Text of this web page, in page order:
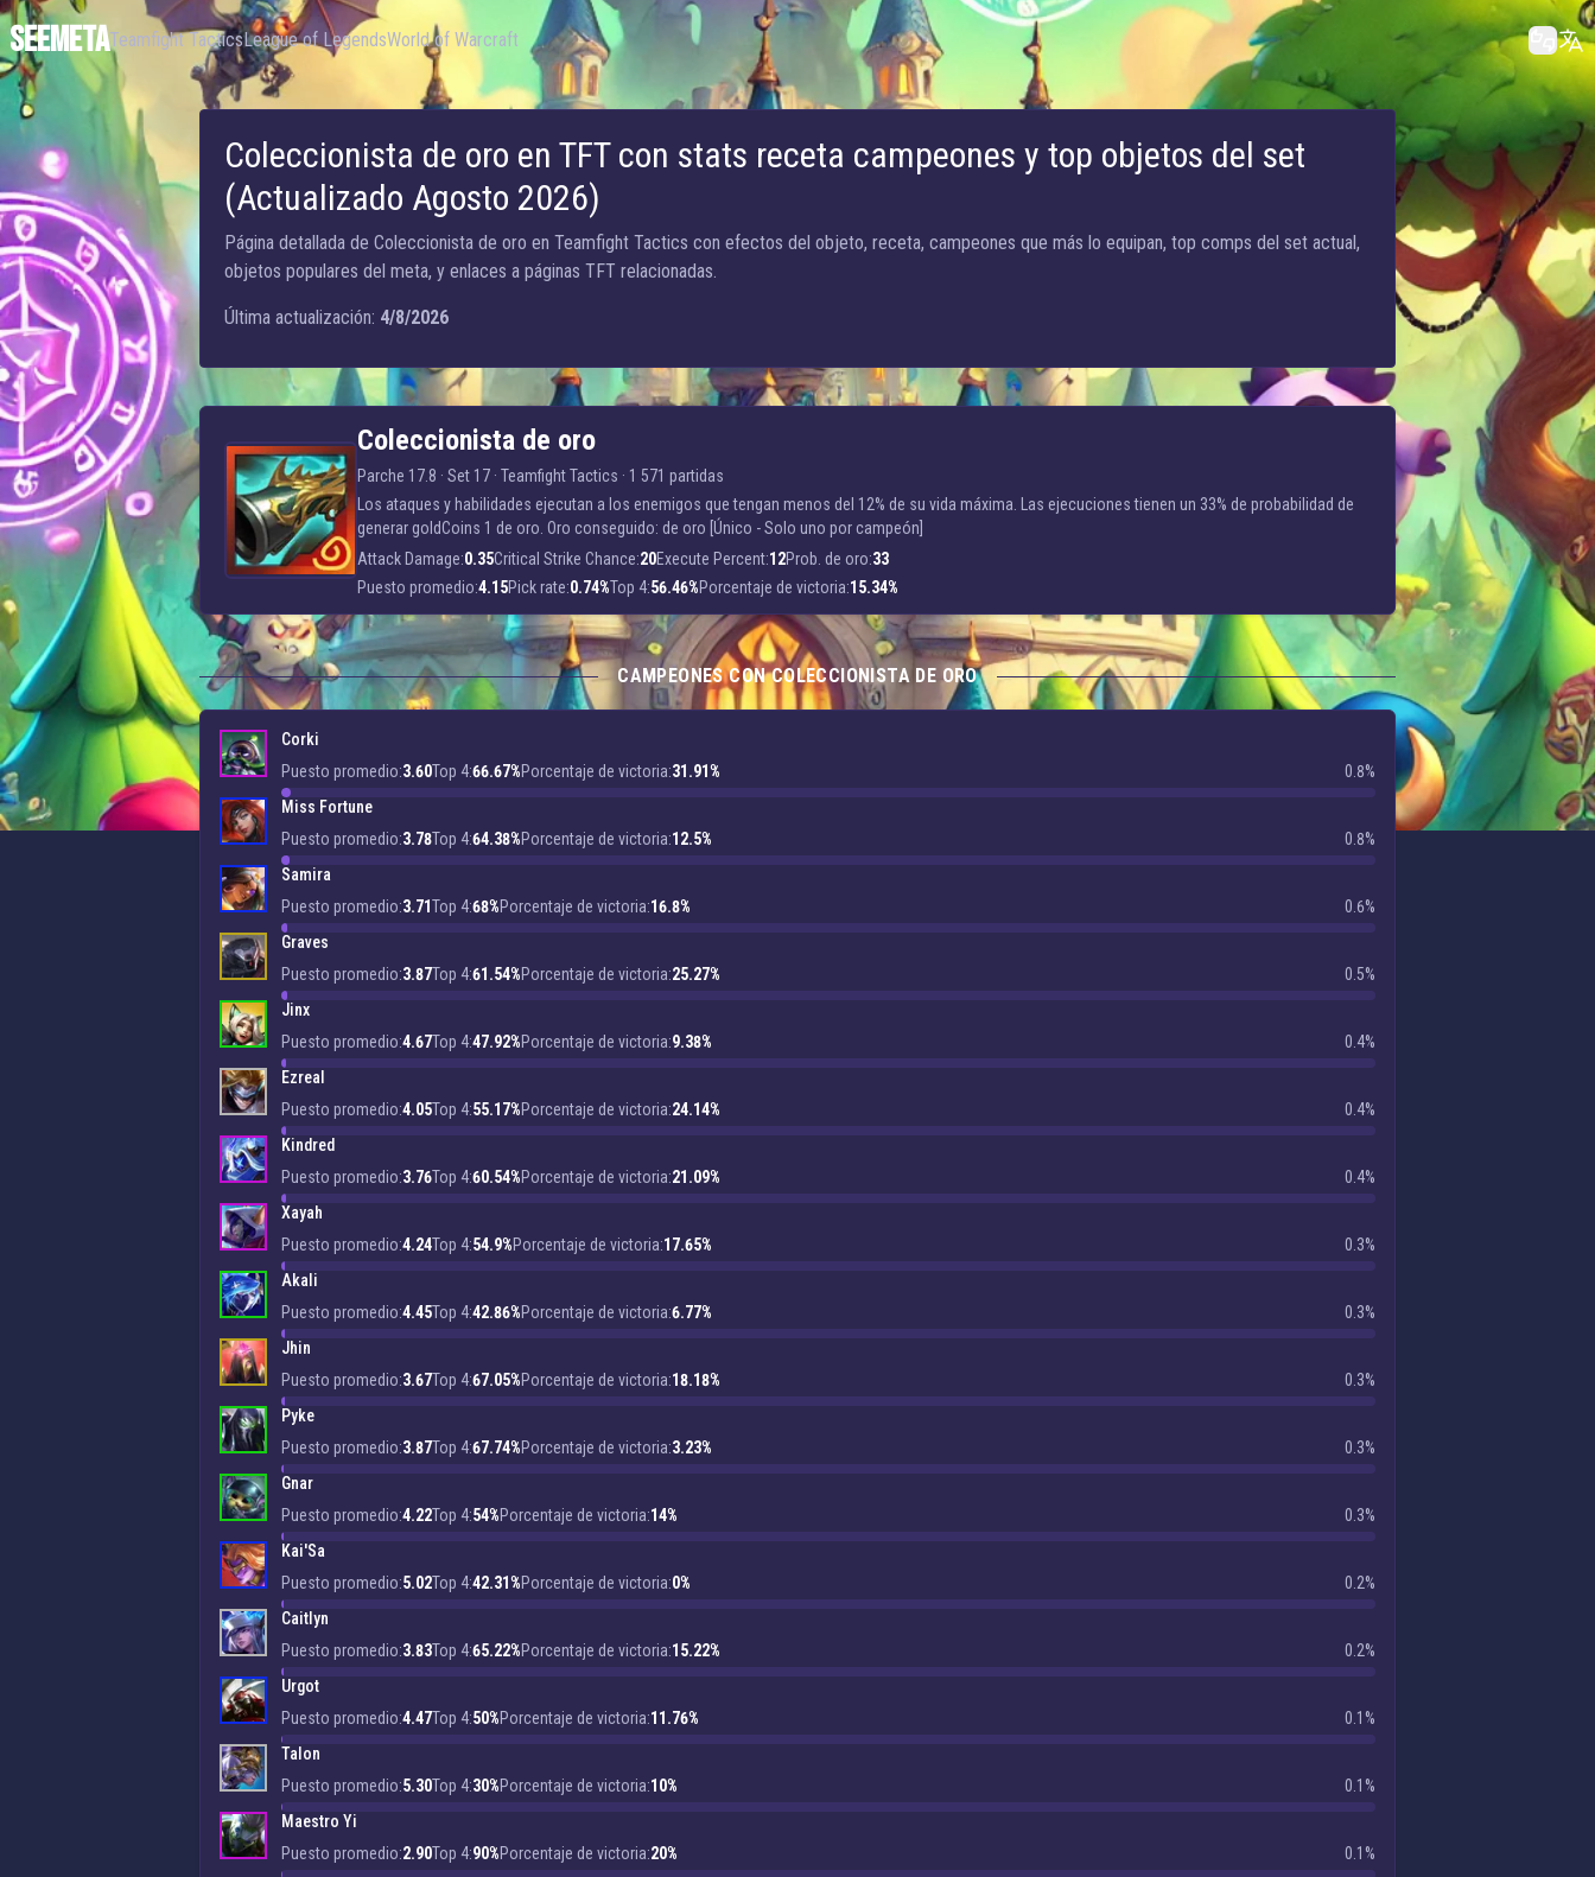
SEEMETATeamfight TacticsLeague of LegendsWorld of Warcraft
Coleccionista de oro en TFT con stats receta campeones y top objetos del set
(Actualizado Agosto 2026)
Página detallada de Coleccionista de oro en Teamfight Tactics con efectos del objeto, receta, campeones que más lo equipan, top comps del set actual,
objetos populares del meta, y enlaces a páginas TFT relacionadas.
Última actualización: 4/8/2026
Coleccionista de oroColeccionista de oro
Parche 17.8 · Set 17 · Teamfight Tactics · 1 571 partidas
Los ataques y habilidades ejecutan a los enemigos que tengan menos del 12% de su vida máxima. Las ejecuciones tienen un 33% de probabilidad de
generar goldCoins 1 de oro. Oro conseguido: de oro [Único - Solo uno por campeón]
Attack Damage:0.35Critical Strike Chance:20Execute Percent:12Prob. de oro:33
Puesto promedio:4.15Pick rate:0.74%Top 4:56.46%Porcentaje de victoria:15.34%
CAMPEONES CON COLECCIONISTA DE ORO
Corki
Puesto promedio:3.60Top 4:66.67%Porcentaje de victoria:31.91%
0.8%
Miss Fortune
Puesto promedio:3.78Top 4:64.38%Porcentaje de victoria:12.5%
0.8%
Samira
Puesto promedio:3.71Top 4:68%Porcentaje de victoria:16.8%
0.6%
Graves
Puesto promedio:3.87Top 4:61.54%Porcentaje de victoria:25.27%
0.5%
Jinx
Puesto promedio:4.67Top 4:47.92%Porcentaje de victoria:9.38%
0.4%
Ezreal
Puesto promedio:4.05Top 4:55.17%Porcentaje de victoria:24.14%
0.4%
Kindred
Puesto promedio:3.76Top 4:60.54%Porcentaje de victoria:21.09%
0.4%
Xayah
Puesto promedio:4.24Top 4:54.9%Porcentaje de victoria:17.65%
0.3%
Akali
Puesto promedio:4.45Top 4:42.86%Porcentaje de victoria:6.77%
0.3%
Jhin
Puesto promedio:3.67Top 4:67.05%Porcentaje de victoria:18.18%
0.3%
Pyke
Puesto promedio:3.87Top 4:67.74%Porcentaje de victoria:3.23%
0.3%
Gnar
Puesto promedio:4.22Top 4:54%Porcentaje de victoria:14%
0.3%
Kai'Sa
Puesto promedio:5.02Top 4:42.31%Porcentaje de victoria:0%
0.2%
Caitlyn
Puesto promedio:3.83Top 4:65.22%Porcentaje de victoria:15.22%
0.2%
Urgot
Puesto promedio:4.47Top 4:50%Porcentaje de victoria:11.76%
0.1%
Talon
Puesto promedio:5.30Top 4:30%Porcentaje de victoria:10%
0.1%
Maestro Yi
Puesto promedio:2.90Top 4:90%Porcentaje de victoria:20%
0.1%